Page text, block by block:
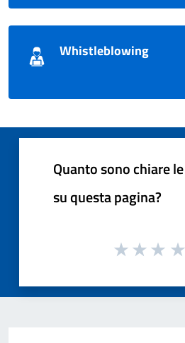
Whistleblowing
Quanto sono chiare
su questa pagina?